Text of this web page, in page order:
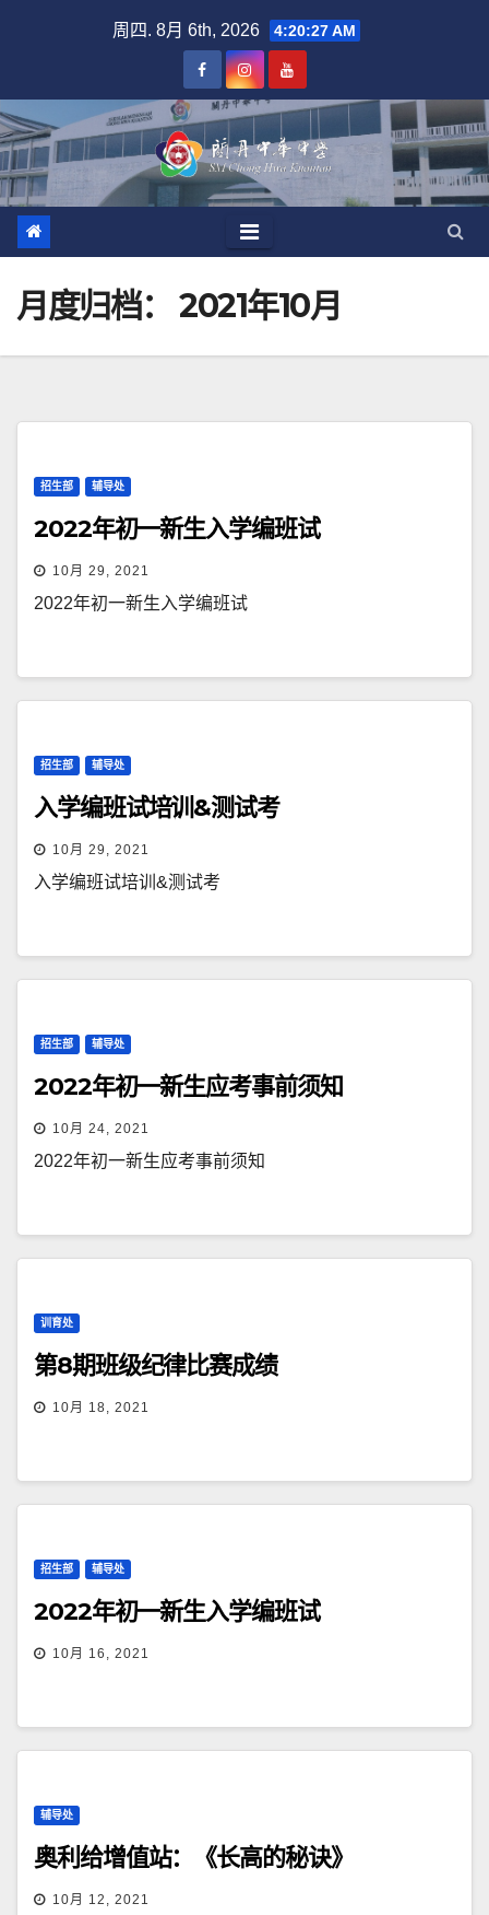
容
周四. 8月 6th, 2026 4:20:28 AM
月度归档： 2021年10月
招生部 辅导处
2022年初一新生入学编班试
10月 29, 2021
2022年初一新生入学编班试
招生部 辅导处
入学编班试培训&测试考
10月 29, 2021
入学编班试培训&测试考
招生部 辅导处
2022年初一新生应考事前须知
10月 24, 2021
2022年初一新生应考事前须知
训育处
第8期班级纪律比赛成绩
10月 18, 2021
招生部 辅导处
2022年初一新生入学编班试
10月 16, 2021
辅导处
奥利给增值站：《长高的秘诀》
10月 12, 2021